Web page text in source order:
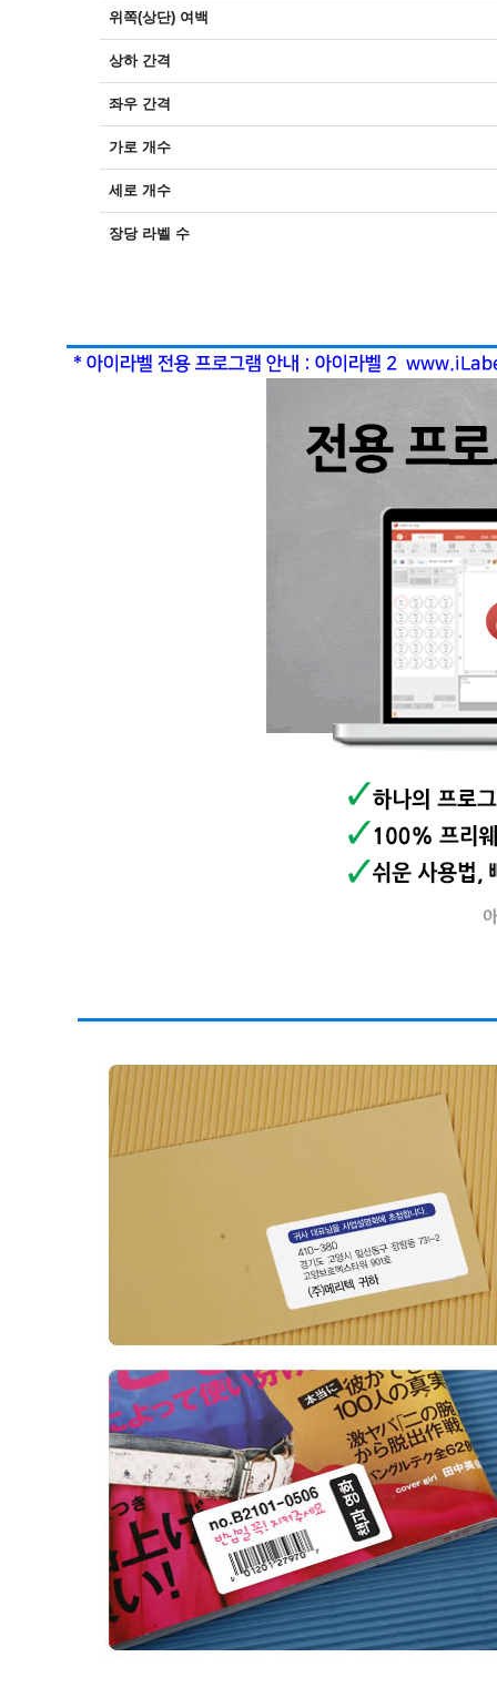
위쪽(상단) 여백
상하 간격
좌우 간격
가로 개수
세로 개수
장당 라벨 수